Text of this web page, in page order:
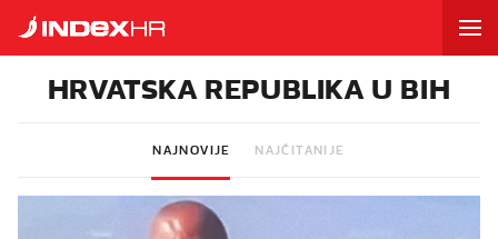
HRVATSKA REPUBLIKA U BIH
NAJNOVIJE NAJČITANIJE